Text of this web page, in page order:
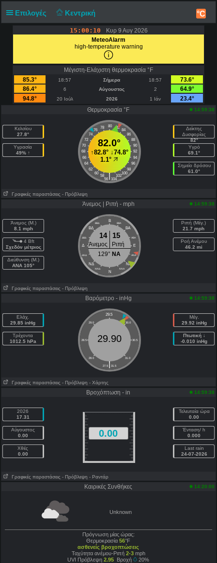
Επιλογές Κεντρική °C
15:00:10
Κυρ 9 Αυγ 2026
MeteoAlarm
high-temperature warning
Μέγιστη-Ελάχιστη θερμοκρασία °F
85.3°
18:57 Σήμερα 18:57
73.6°
86.4°
6 Αύγουστος 2
64.9°
94.8°
20 Ιούλ 2026 1 Ιάν
23.4°
Θερμοκρασία °F
14:59:38
Κελσίου
27.8°
Υγρασία
49% ↑
80
78 82
76
84
74
86
72
88
70
90
68
92
66
94
64
96
62
98
60
100
58 102
|
56 104
82.0°
↑82.8°↓74.8°
1.1°
Δείκτης
Δυσφορίας
82°
Υγρό
69.1°
Σημείο δρόσου
61.0°
Γραφικές παραστάσεις - Πρόβλεψη
Άνεμος | Ριπή - mph 14:59:38
Άνεμος (Μ.)
8.1 mph
4 Bft
Σχεδόν μέτριος
Διεύθυνση (Μ.)
ΑΝΑ 105°
Β
ΒΒΔ ΒΒΑ
ΒΔ ΒΑ
ΔΒΔ ΑΒΑ
Δ E
ΔΝΔ ΑΝΑ
NΔ NA
NNΔ ΝΝΑ
N
14 15
Άνεμος
Ριπή
129° NA
Ριπή (Μέγ.)
21.7 mph
Ροή Ανέμου
46.2 mi
Γραφικές παραστάσεις - Πρόβλεψη
Βαρόμετρο - inHg 14:59:38
Ελάχ.
29.85 inHg
Τρέχοντα
1012.5 hPa
29.5
29.0 30.0
28.5 30.5
28.0 31.0
|
27.5 31.5
29.90
Μέγ.
29.92 inHg
Πτωτική ↓
-0.010 inHg
Γραφικές παραστάσεις - Πρόβλεψη - Χάρτης
Βροχόπτωση - in 14:59:38
2026
17.31
Αύγουστος
0.00
Χθές
0.00
0.00
Τελευταία ώρα
0.00
Ένταση/ h
0.000
Last rain
24-07-2026
Γραφικές παραστάσεις - Πρόβλεψη - Ραντάρ
Καιρικές Συνθήκες 14:20:00
Unknown
Πρόγνωση μίας ώρας:
Θερμοκρασία56°F
ασθενείς βροχοπτώσεις
Ταχύτητα ανέμου-Ριπή 2-3mph
UVI Πρόβλεψη2.95 Βροχή 20%